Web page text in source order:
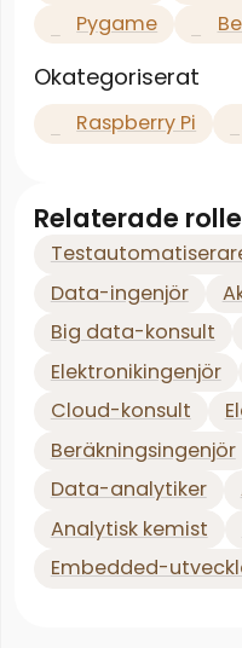
Pygame
Okategoriserat
Raspberry Pi
Relaterade
Data-ingenjör
Big data-konsult
Elektronikingenjör
Cloud-konsult
Beräkningsingenjör
Data-analytiker
Analytisk kemist
Embedded-